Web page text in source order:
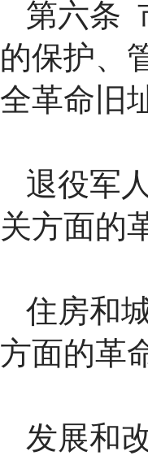
第六条
的保护、
全革命旧
退役军
关方面的
住房和
方面的革
发展和